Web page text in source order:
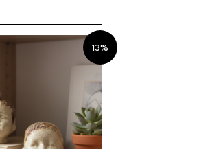
13%